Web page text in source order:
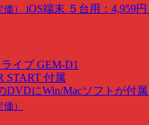
価） iOS端末 ５台用：4,959円
イブ GEM-D1
START 付属
DVDにWin/Macソフトが付
価）